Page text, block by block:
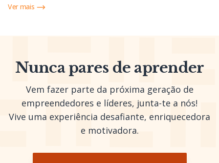
Ver mais
Nunca pares de aprender
Vem fazer parte da próxima geração de
empreendedores e líderes, junta-te a nós!
Vive uma experiência desafiante, enriquecedora
e motivadora.